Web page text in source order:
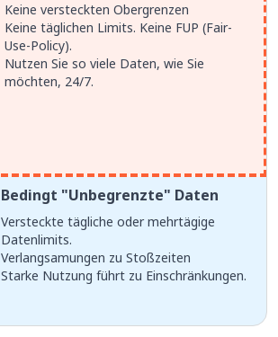
Keine versteckten Obergrenzen
Keine täglichen Limits. Keine FUP (Fair-
Use-Policy).
Nutzen Sie so viele Daten, wie Sie
möchten, 24/7.
Bedingt "Unbegrenzte" Daten
Versteckte tägliche oder mehrtägige
Datenlimits.
Verlangsamungen zu Stoßzeiten
Starke Nutzung führt zu Einschränkungen.